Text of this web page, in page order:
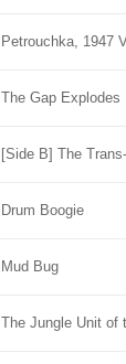
Petrouchka, 1947
The Gap Explodes
[Side B] The
Drum Boogie
Mud Bug
The Jungle Unit of